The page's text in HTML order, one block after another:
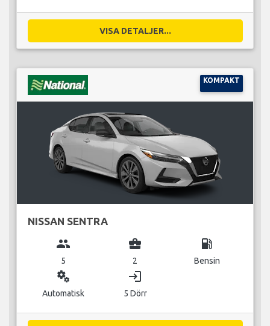
VISA DETALJER...
KOMPAKT
NISSAN SENTRA
group
5
business_center
2
local_gas_station
Bensin
miscellaneous_services
Automatisk
login
5 Dörr